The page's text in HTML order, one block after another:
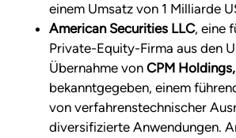
einem Umsatz von 1 Milliarde
American Securities LLC, eine
Private-Equity-Firma aus den
Übernahme von CPM
bekanntgegeben, einem
von verfahrenstechnischer
diversifizierte Anwendungen.